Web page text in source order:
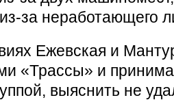
за неработающего
Ежевская и
«Трассы» и
выяснить не